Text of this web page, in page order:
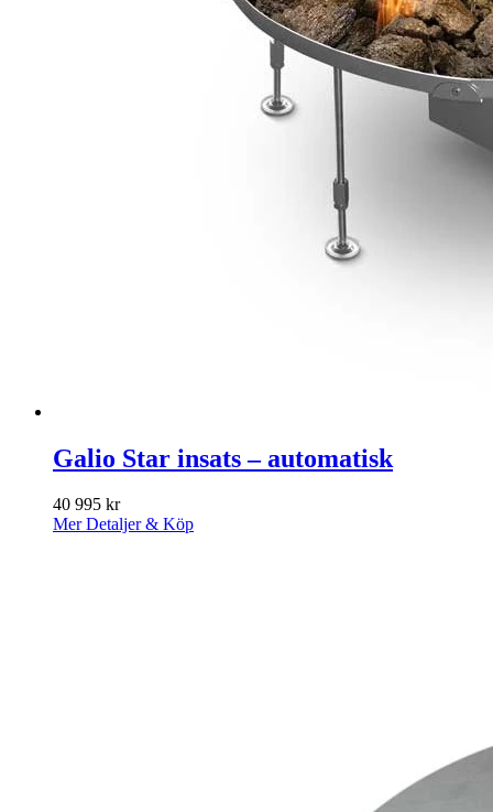
Galio Star insats – automatisk
40 995 kr
Mer Detaljer & Köp